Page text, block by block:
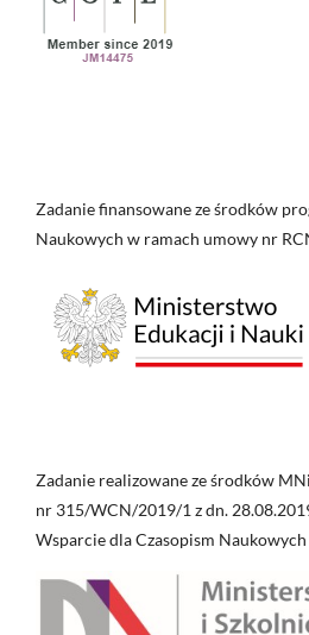
Zadanie finansowane ze środków
Naukowych w ramach umowy nr
Zadanie realizowane ze środków
nr 315/WCN/2019/1 z dn.
Wsparcie dla Czasopism Naukowych